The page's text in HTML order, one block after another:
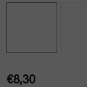
€8,30